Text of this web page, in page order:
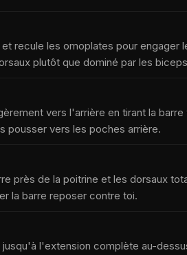
recule les omoplates pour engager
plutôt que dominé par les
vers l'arrière en tirant la barre
pousser vers les poches arrière.
près de la poitrine et les dorsaux
la barre reposer contre toi.
l'extension complète au-